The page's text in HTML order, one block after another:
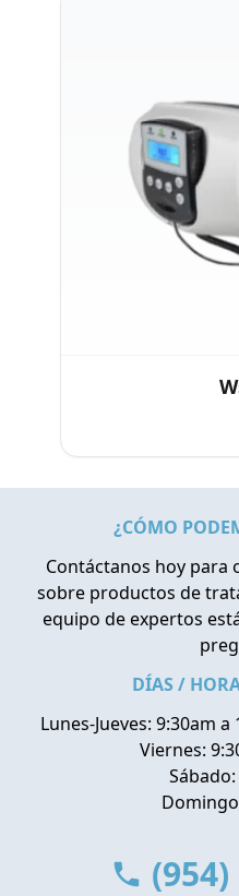
¿CÓMO
Contáctanos hoy
sobre productos de
equipo de expertos
DÍAS /
Lunes-Jueves: 9:30am
Viernes:
Sábado: